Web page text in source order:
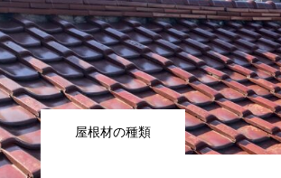
屋根材の種類